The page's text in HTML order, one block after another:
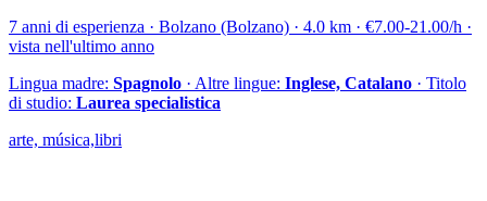
7 anni di esperienza · Bolzano (Bolzano) · 4.0 km · €7.00-21.00/h ·
vista nell'ultimo anno
Lingua madre: Spagnolo · Altre lingue: Inglese, Catalano · Titolo
di studio: Laurea specialistica
arte, música,libri